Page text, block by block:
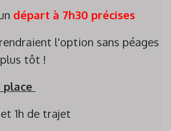
départ à 7h30 précises
l'option sans péages
tôt !
place
1h de trajet